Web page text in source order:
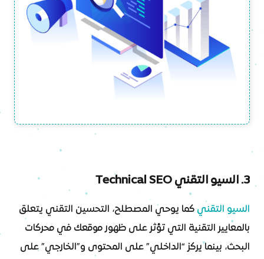
3. السيو التقني Technical SEO
السيو التقني كما يوحي المصطلح، التحسين التقني يتعلق
بالمعايير التقنية التي تؤثر على ظهور موقعك في محركات
البحث، بينما يركز “الداخلي” على المحتوى و”الخارجي” على